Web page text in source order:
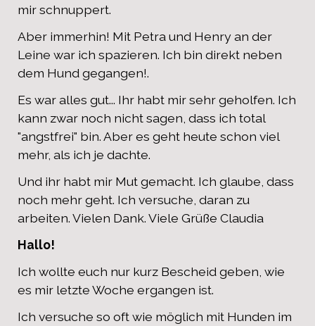
mir schnuppert.
Aber immerhin! Mit Petra und Henry an der
Leine war ich spazieren. Ich bin direkt neben
dem Hund gegangen!.
Es war alles gut... Ihr habt mir sehr geholfen. Ich
kann zwar noch nicht sagen, dass ich total
"angstfrei" bin. Aber es geht heute schon viel
mehr, als ich je dachte.
Und ihr habt mir Mut gemacht. Ich glaube, dass
noch mehr geht. Ich versuche, daran zu
arbeiten. Vielen Dank. Viele Grüße Claudia
Hallo!
Ich wollte euch nur kurz Bescheid geben, wie
es mir letzte Woche ergangen ist.
Ich versuche so oft wie möglich mit Hunden im